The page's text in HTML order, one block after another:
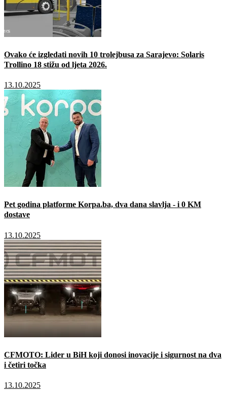
Ovako će izgledati novih 10 trolejbusa za Sarajevo: Solaris
Trollino 18 stižu od ljeta 2026.
13.10.2025
Pet godina platforme Korpa.ba, dva dana slavlja - i 0 KM
dostave
13.10.2025
CFMOTO: Lider u BiH koji donosi inovacije i sigurnost na dva
i četiri točka
13.10.2025